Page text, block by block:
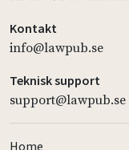
Kontakt
info@lawpub.se
Teknisk support
support@lawpub.se
Home